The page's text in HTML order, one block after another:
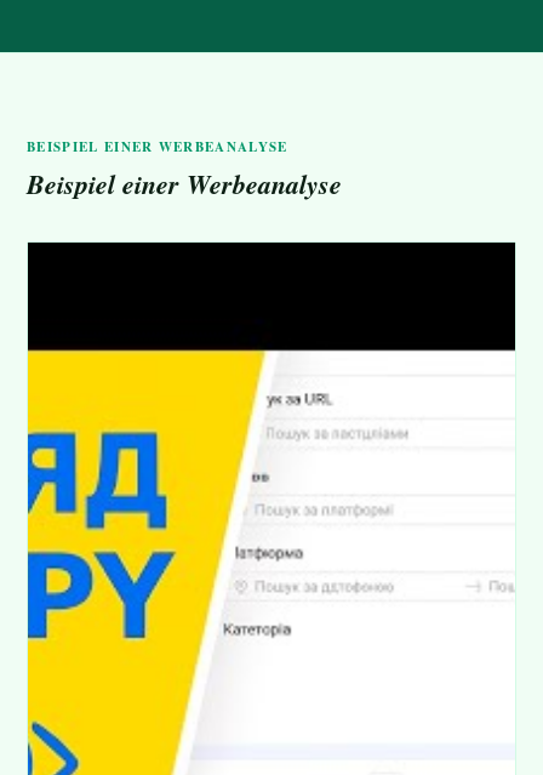
BEISPIEL EINER WERBEANALYSE
Beispiel einer Werbeanalyse